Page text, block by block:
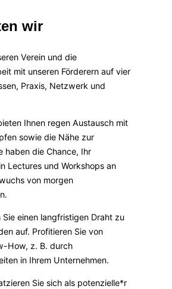
wir
Verein und die
mit unseren Förderern auf vier
Praxis, Netzwerk und
Ihnen regen Austausch mit
sowie die Nähe zur
haben die Chance, Ihr
Lectures und Workshops an
von morgen
Sie einen langfristigen Draht zu
auf. Profitieren Sie von
How, z. B. durch
in Ihrem Unternehmen.
Sie sich als potenzielle*r